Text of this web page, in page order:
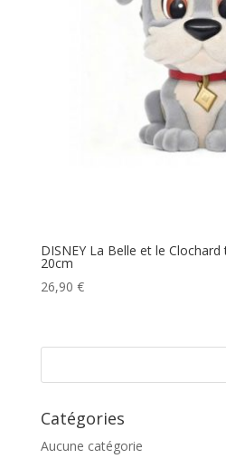
DISNEY La Belle et le
20cm
26,90 €
Catégories
Aucune catégorie